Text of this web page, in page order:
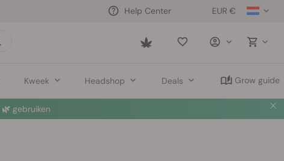
EUR €
Help Center
Saved
Kweek Headshop Deals Grow guide
🌿 gebruiken